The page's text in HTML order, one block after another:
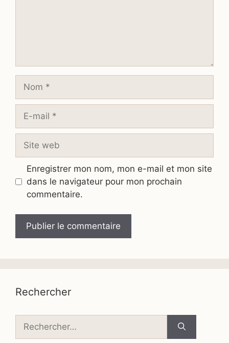
Nom
Site
Enregistrer mon nom, mon e-mail et mon site
dans le navigateur pour mon prochain
commentaire.
Rechercher